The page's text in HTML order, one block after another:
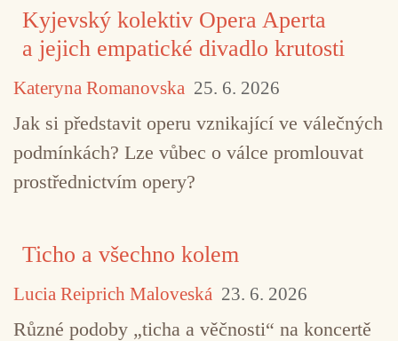
Kyjevský kolektiv Opera Aperta
a jejich empatické divadlo krutosti
Kateryna Romanovska 25. 6. 2026
Jak si představit operu vznikající ve válečných
podmínkách? Lze vůbec o válce promlouvat
prostřednictvím opery?
Ticho a všechno kolem
Lucia Reiprich Maloveská 23. 6. 2026
Různé podoby „ticha a věčnosti“ na koncertě